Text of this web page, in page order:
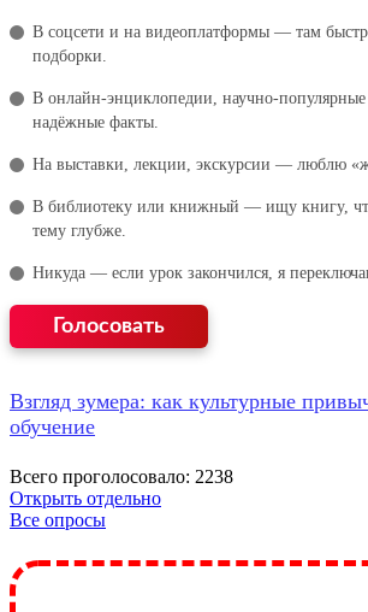
В соцсети и на видеоплатформы — там
подборки.
В онлайн‑энциклопедии,
надёжные факты.
На выставки, лекции, экскурсии — люблю
В библиотеку или книжный — ищу книгу,
тему глубже.
Никуда — если урок закончился, я
Взгляд зумера: как культурные
обучение
Всего проголосовало: 2238
Открыть отдельно
Все опросы